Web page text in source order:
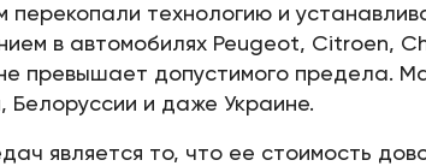
технологию и
в автомобилях Peugeot, Citroen,
превышает допустимого предела.
и даже Украине.
является то, что ее стоимость